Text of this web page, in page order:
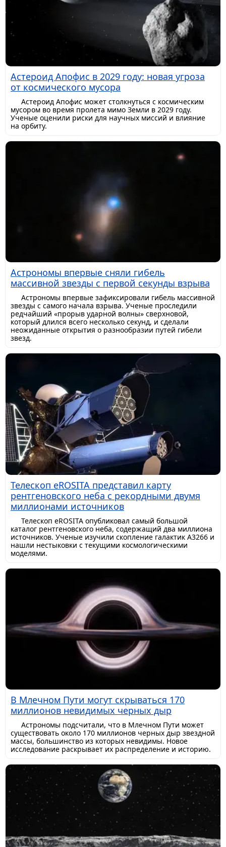
Астероид Апофис в 2029 году: новая угроза
от космического мусора
Астероид Апофис может столкнуться с космическим
мусором во время пролета мимо Земли в 2029 году.
Ученые оценили риски для научных миссий и влияние
на орбиту.
Астрономы впервые сняли гибель
массивной звезды с первой секунды взрыва
Астрономы впервые зафиксировали гибель массивной
звезды с самого начала взрыва. Ученые проследили
редчайший «прорыв ударной волны» сверхновой,
который длился всего несколько секунд, и сделали
неожиданные открытия о разнообразии путей гибели
звезд.
Телескоп eROSITA представил карту
рентгеновского неба с рекордными двумя
миллионами источников
Телескоп eROSITA опубликовал самый большой
каталог рентгеновского неба, содержащий два миллиона
источников. Ученые изучили скопление галактик A3266 и
нашли нестыковки с текущими космологическими
моделями.
В Млечном Пути могут скрываться 170
миллионов невидимых черных дыр
Астрономы подсчитали, что в Млечном Пути может
существовать около 170 миллионов черных дыр звездной
массы, большинство из которых невидимы. Новое
исследование раскрывает их распределение и историю.